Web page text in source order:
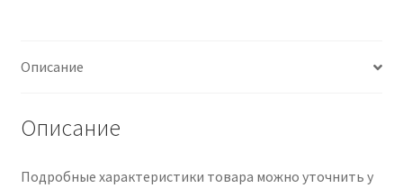
Описание
Описание
Подробные характеристики товара можно уточнить у